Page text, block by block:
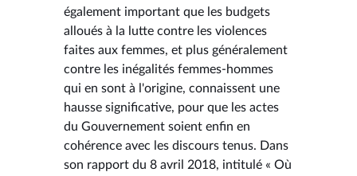
également important que les budgets
alloués à la lutte contre les violences
faites aux femmes, et plus généralement
contre les inégalités femmes-hommes
qui en sont à l'origine, connaissent une
hausse significative, pour que les actes
du Gouvernement soient enfin en
cohérence avec les discours tenus. Dans
son rapport du 8 avril 2018, intitulé « Où